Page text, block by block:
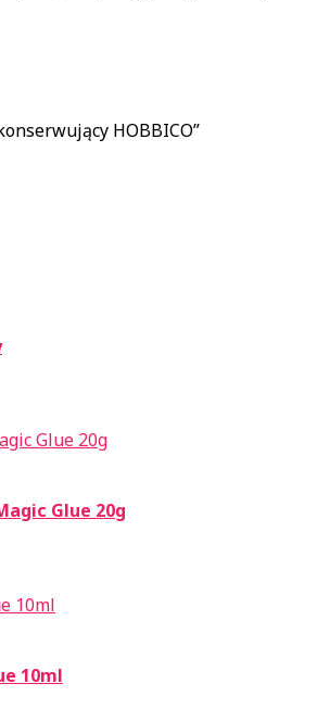
HOBBICO”
Glue 20g
10ml